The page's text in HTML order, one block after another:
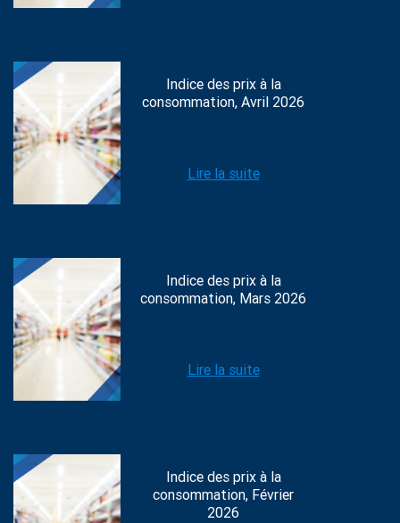
Indice des prix à la
consommation, Avril 2026
Lire la suite
Indice des prix à la
consommation, Mars 2026
Lire la suite
Indice des prix à la
consommation, Février
2026